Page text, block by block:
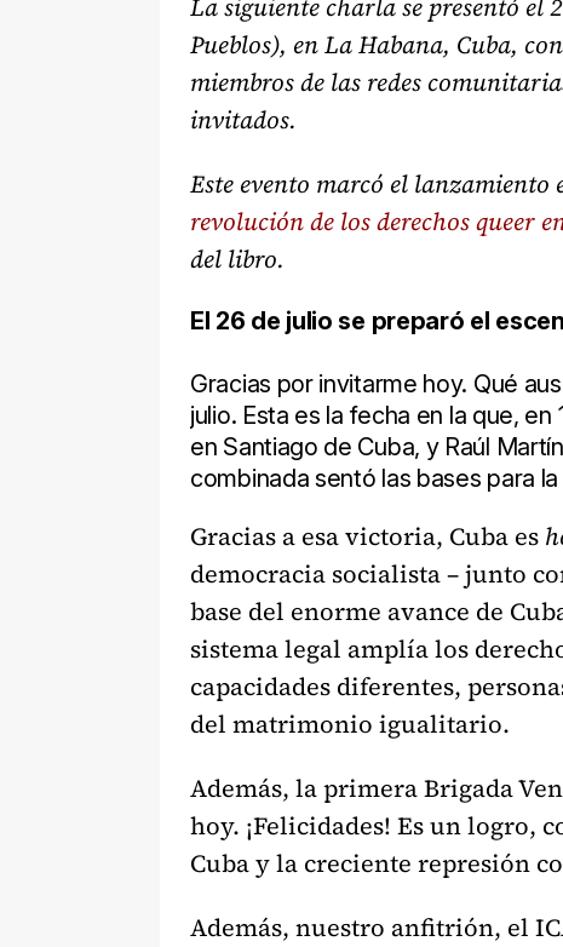
La siguiente charla se presentó el
Pueblos), en La Habana, Cuba,
miembros de las redes
invitados.
Este evento marcó el
revolución de los derechos queer
del libro.
El 26 de julio se preparó el
Gracias por invitarme hoy. Qué
julio. Esta es la fecha en la que,
en Santiago de Cuba, y Raúl
combinada sentó las bases para
Gracias a esa victoria, Cuba es
democracia socialista – junto
base del enorme avance de
sistema legal amplía los
capacidades diferentes,
del matrimonio igualitario.
Además, la primera Brigada
hoy. ¡Felicidades! Es un logro,
Cuba y la creciente represión
Además, nuestro anfitrión, el